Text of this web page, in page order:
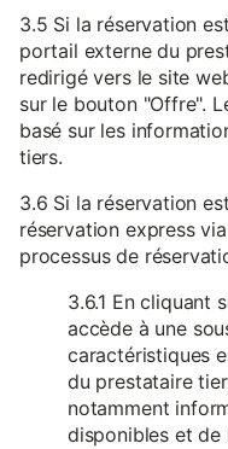
3.5 Si la réservation
portail externe du
redirigé vers le site
sur le bouton "Offre".
basé sur les
tiers.
3.6 Si la réservation
réservation express
processus de
3.6.1 En cliquant
accède à une
caractéristiques
du prestataire
notamment
disponibles et